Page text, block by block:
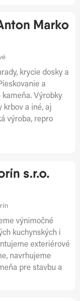
Marko
krycie dosky a
a
Výrobky
krbov a iné, aj
výroba, repro
s.r.o.
výnimočné
kuchynských i
exteriérové
navrhujeme
pre stavbu a